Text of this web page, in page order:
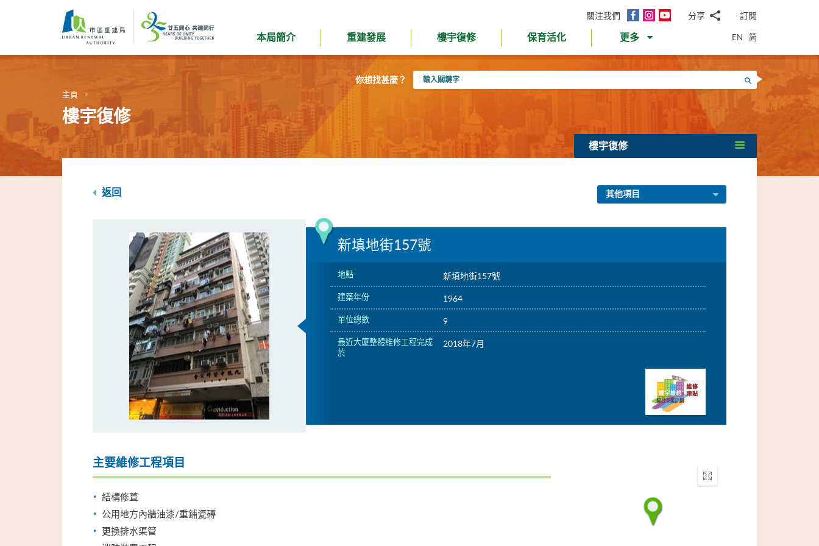
內
關注我們
面
InstagramYouTube分享
郵WhatsApp
微
信
面
書Twitter
LinkedIn
微
訂閱
本局簡介 重建發展 樓宇復修 保育活化 更多 EN 简
你想找甚麼？
入
搜尋
主頁
樓宇復修
樓宇復修
返回 其他項目
新填地街157號
地點 新填地街157號
建築年份 1964
單位總數 9
最近大廈整體維修工程完成
於
2018年7月
主要維修工程項目
結構修葺
公用地方內牆油漆/重鋪瓷磚
更換排水渠管
Enter
fullscreen